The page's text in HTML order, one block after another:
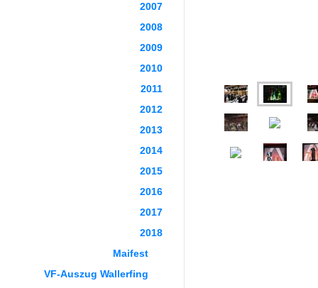
2007
2008
2009
2010
2011
2012
2013
2014
2015
2016
2017
2018
Maifest
VF-Auszug Wallerfing